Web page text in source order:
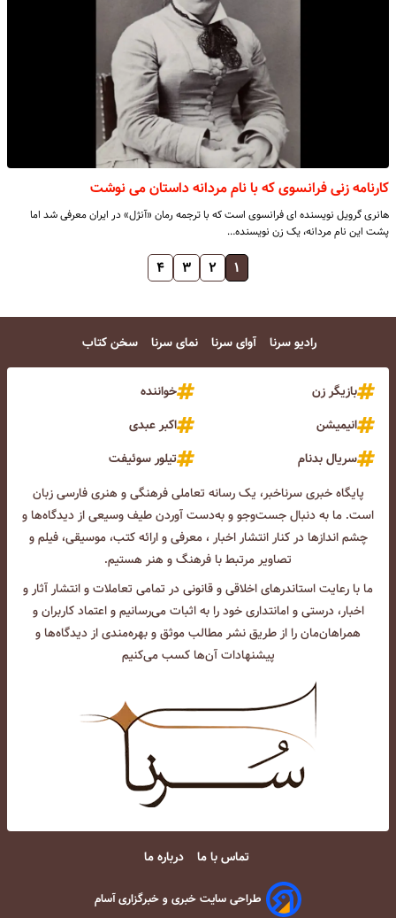
کارنامه زنی فرانسوی که با نام مردانه داستان می نوشت
هانری گرویل نویسنده ای فرانسوی است که با ترجمه رمان «آنژل» در ایران معرفی شد اما
پشت این نام مردانه، یک زن نویسنده…
۱ ۲ ۳ ۴
رادیو سرنا آوای سرنا نمای سرنا سخن کتاب
بازیگر زن
خواننده
انیمیشن
اکبر عبدی
سریال بدنام
تیلور سوئیفت
پایگاه خبری سرناخبر، یک رسانه تعاملی فرهنگی و هنری فارسی زبان
است. ما به دنبال جست‌و‌جو و به‌دست آوردن طیف وسیعی از دیدگاه‌ها و
چشم انداز‌ها در کنار انتشار اخبار ، معرفی و ارائه کتب، موسیقی، فیلم و
تصاویر مرتبط با فرهنگ و هنر هستیم.
ما با رعایت استاندرهای اخلاقی و قانونی در تمامی تعاملات و انتشار آثار و
اخبار، درستی و امانتداری خود را به اثبات می‌رسانیم و اعتماد کاربران و
همراهان‌مان را از طریق نشر مطالب موثق و بهره‌مندی از دیدگاه‌ها و
پیشنهادات آن‌ها کسب می‌کنیم
تماس با ما درباره ما
طراحی سایت خبری و خبرگزاری آسام